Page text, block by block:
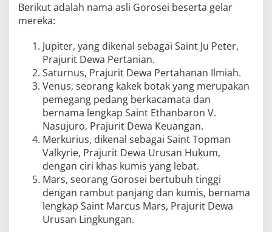
Berikut adalah nama asli Gorosei beserta gelar
mereka:
Jupiter, yang dikenal sebagai Saint Ju Peter,
Prajurit Dewa Pertanian.
Saturnus, Prajurit Dewa Pertahanan Ilmiah.
Venus, seorang kakek botak yang merupakan
pemegang pedang berkacamata dan
bernama lengkap Saint Ethanbaron V.
Nasujuro, Prajurit Dewa Keuangan.
Merkurius, dikenal sebagai Saint Topman
Valkyrie, Prajurit Dewa Urusan Hukum,
dengan ciri khas kumis yang lebat.
Mars, seorang Gorosei bertubuh tinggi
dengan rambut panjang dan kumis, bernama
lengkap Saint Marcus Mars, Prajurit Dewa
Urusan Lingkungan.